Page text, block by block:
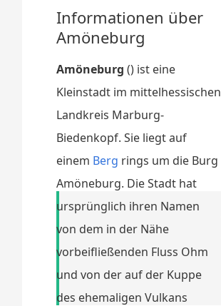
Informationen über
Amöneburg
Amöneburg () ist eine
Kleinstadt im mittelhessischen
Landkreis Marburg-
Biedenkopf. Sie liegt auf
einem Berg rings um die Burg
Amöneburg. Die Stadt hat
ursprünglich ihren Namen
von dem in der Nähe
vorbeifließenden Fluss Ohm
und von der auf der Kuppe
des ehemaligen Vulkans